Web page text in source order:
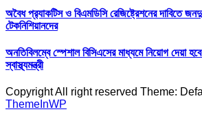
অবৈধ প্র‍্যাকটিস ও বিএমডিসি রেজিষ্ট্রেশনের দাবিতে
টেকনিশিয়ানদের
অনতিবিলম্বে স্পেশাল বিসিএসের মাধ্যমে নিয়োগ দেয়া
স্বাস্থ্যমন্ত্রী
Copyright All right reserved Theme:
ThemeInWP